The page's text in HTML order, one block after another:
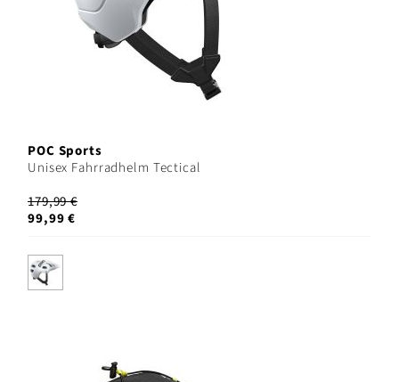
POC Sports
Unisex Fahrradhelm Tectical
179,99 €
99,99 €